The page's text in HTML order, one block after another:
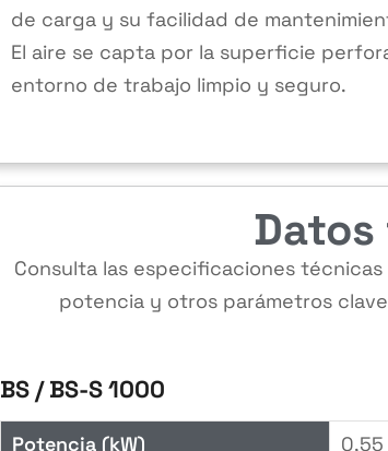
de carga y su facilidad de
El aire se capta por la superficie
entorno de trabajo limpio y seguro.
Consulta las especificaciones
potencia y otros parámetros
BS / BS-S 1000
Potencia (kW)
0,55